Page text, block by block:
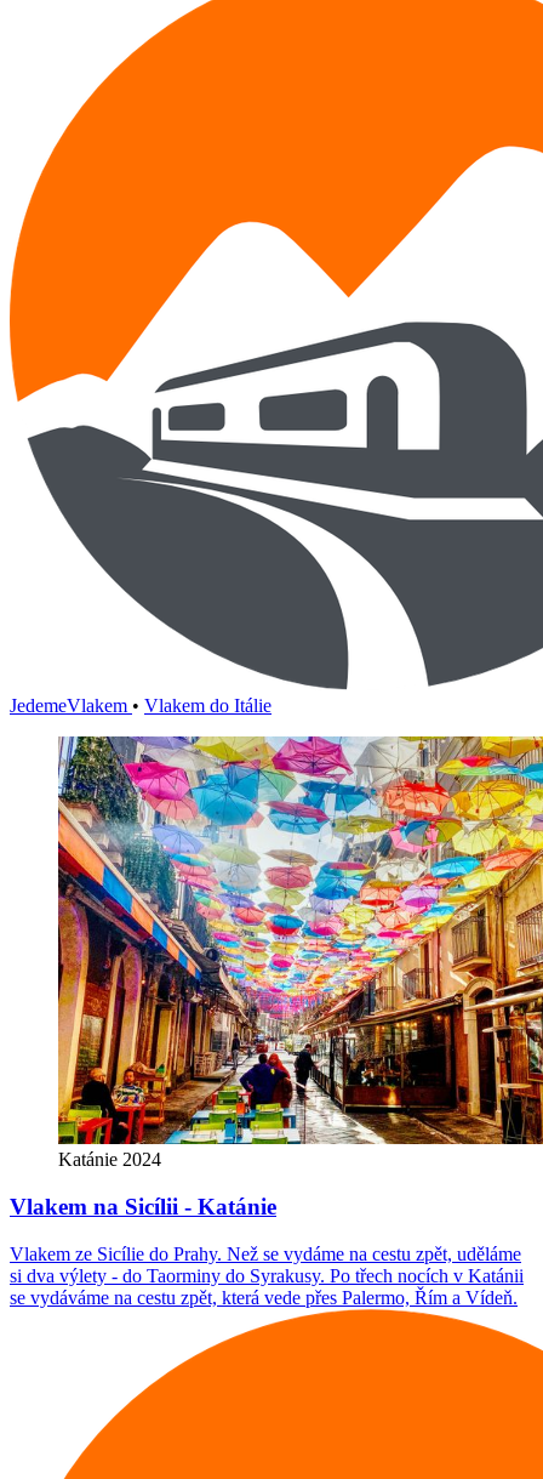
JedemeVlakem • Vlakem do Itálie
Katánie 2024
Vlakem na Sicílii - Katánie
Vlakem ze Sicílie do Prahy. Než se vydáme na cestu zpět, uděláme
si dva výlety - do Taorminy do Syrakusy. Po třech nocích v Katánii
se vydáváme na cestu zpět, která vede přes Palermo, Řím a Vídeň.